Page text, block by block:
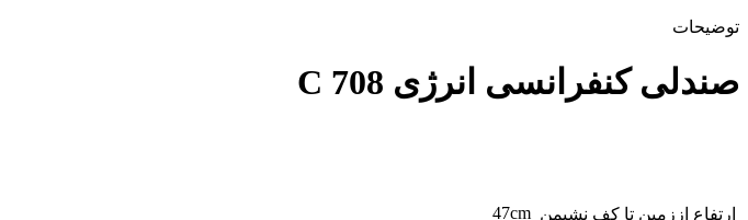
توضیحات
صندلی کنفرانسی انرژی C 708
ارتفاع اززمین تا کف نشیمن 47cm